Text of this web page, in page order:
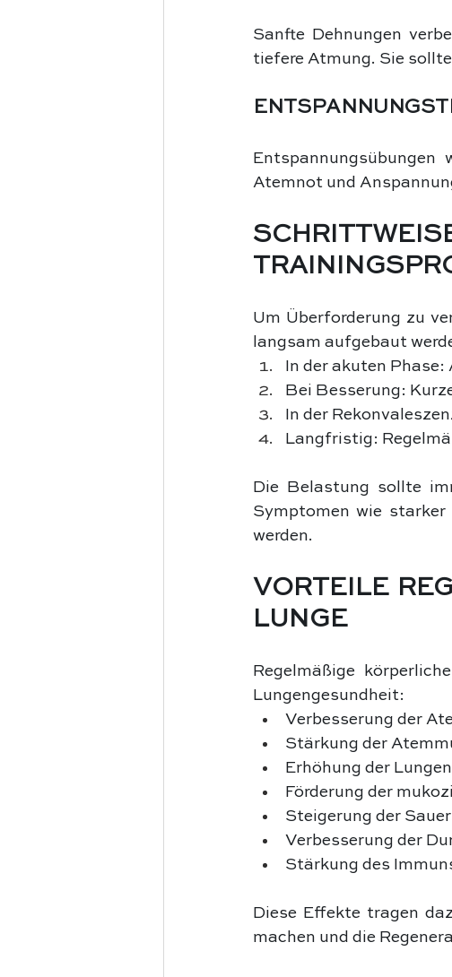
Sanfte Dehnungen
tiefere Atmung. Sie
Entspannungsübungen
Atemnot und
Um Überforderung zu
langsam aufgebaut
In der akuten
Bei Besserung:
In der
Langfristig:
Die Belastung sollte
Symptomen wie
werden.
VORTEILE
LUNGE
Regelmäßige
Lungengesundheit:
Verbesserung der
Stärkung der
Erhöhung der
Förderung der
Steigerung der
Verbesserung der
Stärkung des
Diese Effekte tragen
machen und die